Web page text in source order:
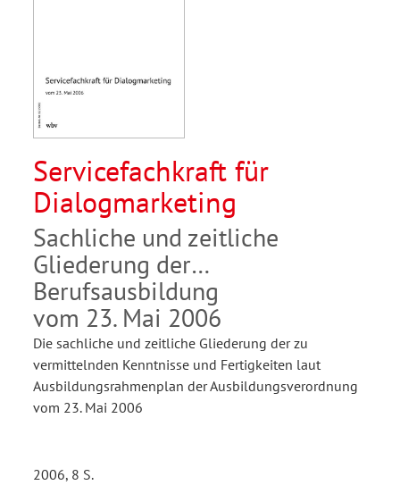
Servicefachkraft für
Dialogmarketing
Sachliche und zeitliche
Gliederung der
Berufsausbildung
vom 23. Mai 2006
Die sachliche und zeitliche Gliederung der zu
vermittelnden Kenntnisse und Fertigkeiten laut
Ausbildungsrahmenplan der Ausbildungsverordnung
vom 23. Mai 2006
2006, 8 S.